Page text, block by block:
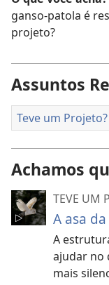
ganso-patola é
projeto?
Assuntos
Teve um Projeto?
Achamos
TEVE UM
A asa
A
ajudar no
mais